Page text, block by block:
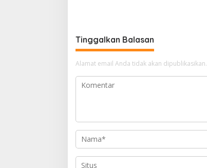
Tinggalkan Balasan
Alamat email Anda tidak akan dipublikasikan.